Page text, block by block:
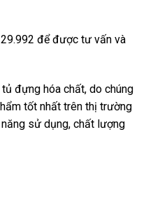
để được tư vấn và
đựng hóa chất, do chúng
tốt nhất trên thị trường
sử dụng, chất lượng